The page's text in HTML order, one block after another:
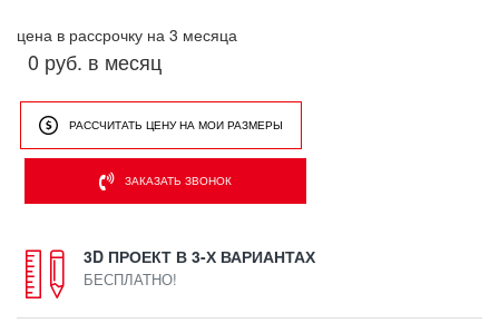
цена в рассрочку на 3 месяца
0 руб. в месяц
РАССЧИТАТЬ ЦЕНУ НА МОИ РАЗМЕРЫ
ЗАКАЗАТЬ ЗВОНОК
3D ПРОЕКТ В 3-Х ВАРИАНТАХ
БЕСПЛАТНО!